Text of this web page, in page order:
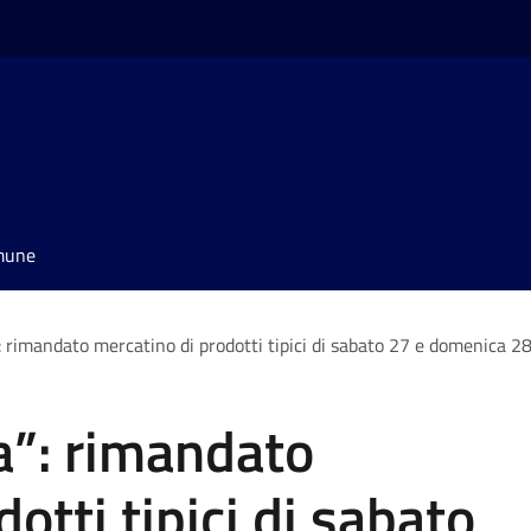
rimandato mercatino di prodotti tipici di sabato 27 e domenica
rimandato